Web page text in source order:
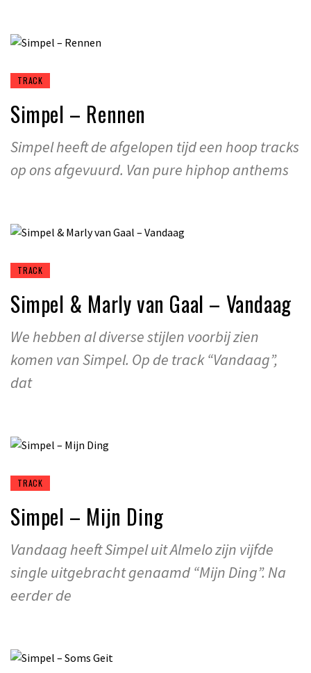
TRACK
Simpel – Rennen
Simpel heeft de afgelopen tijd een hoop tracks
op ons afgevuurd. Van pure hiphop anthems
TRACK
Simpel & Marly van Gaal – Vandaag
We hebben al diverse stijlen voorbij zien
komen van Simpel. Op de track “Vandaag”,
dat
TRACK
Simpel – Mijn Ding
Vandaag heeft Simpel uit Almelo zijn vijfde
single uitgebracht genaamd “Mijn Ding”. Na
eerder de